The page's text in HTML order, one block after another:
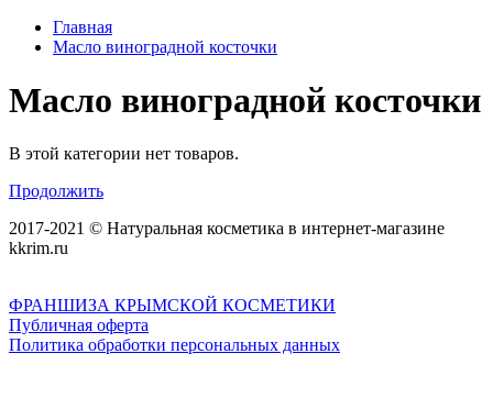
Главная
Масло виноградной косточки
Масло виноградной косточки
В этой категории нет товаров.
Продолжить
2017-2021 © Натуральная косметика в интернет-магазине
kkrim.ru
ФРАНШИЗА КРЫМСКОЙ КОСМЕТИКИ
Публичная оферта
Политика обработки персональных данных